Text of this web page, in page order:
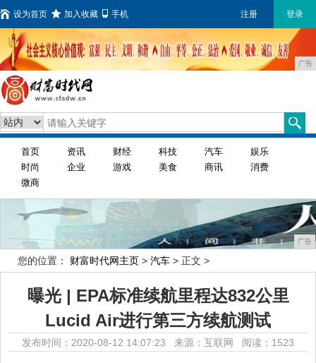
设为首页 加入收藏 手机 注册 登录
广告
首页 资讯 财经 科技 汽车
娱乐
时尚
企业 游戏 美食 商讯
消费
微商
广告
您的位置： 财富时代网主页 > 汽车 > 正文 >
曝光 | EPA标准续航里程达832公里
Lucid Air进行第三方续航测试
发布时间：2020-08-12 14:07:23 来源：互联网 阅读：1523